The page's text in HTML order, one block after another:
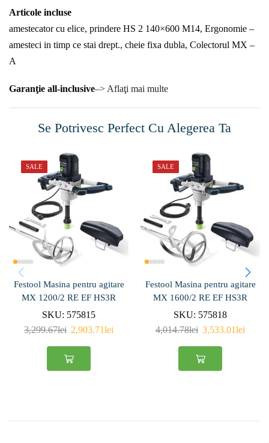
Articole incluse
amestecator cu elice, prindere HS 2 140×600 M14, Ergonomie –
amesteci in timp ce stai drept., cheie fixa dubla, Colectorul MX –
A
Garanţie all-inclusive–> Aflaţi mai multe
Se Potrivesc Perfect Cu Alegerea Ta
SALE
Festool Masina pentru agitare
MX 1200/2 RE EF HS3R
SKU: 575815
3,299.67lei 2,903.71lei
SALE
Festool Masina pentru agitare
MX 1600/2 RE EF HS3R
SKU: 575818
4,014.78lei 3,533.01lei